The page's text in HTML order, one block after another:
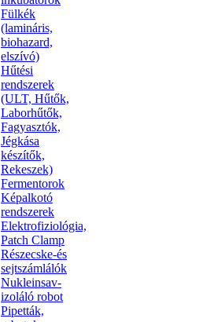
Fülkék
(lamináris,
biohazard,
elszívó)
Hűtési
rendszerek
(ULT, Hűtők,
Laborhűtők,
Fagyasztók,
Jégkása
készítők,
Rekeszek)
Fermentorok
Képalkotó
rendszerek
Elektrofiziológia,
Patch Clamp
Részecske-és
sejtszámlálók
Nukleinsav-
izoláló robot
Pipetták,